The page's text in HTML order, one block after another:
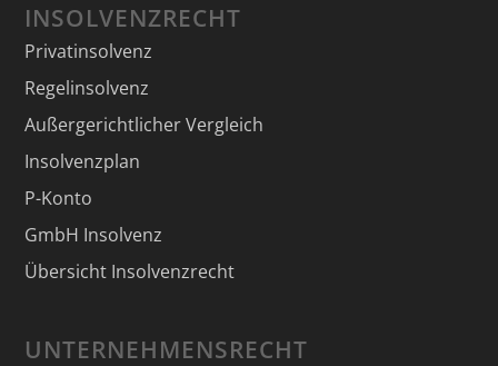
INSOLVENZRECHT
Privatinsolvenz
Regelinsolvenz
Außergerichtlicher Vergleich
Insolvenzplan
P-Konto
GmbH Insolvenz
Übersicht Insolvenzrecht
UNTERNEHMENSRECHT